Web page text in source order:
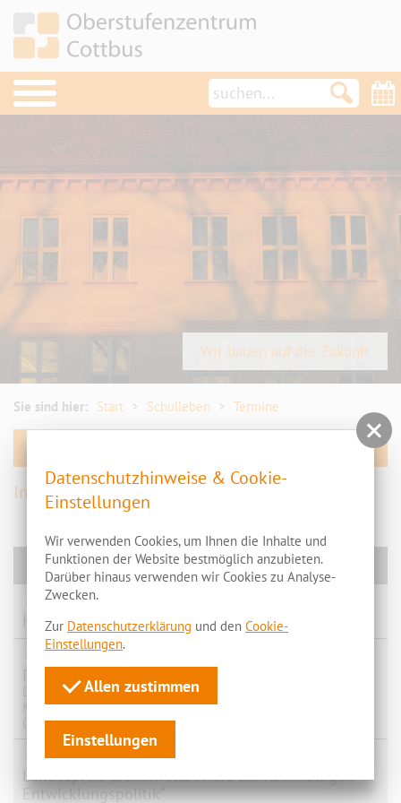
OSZ im Überblick
Termine
Aktuelles
News
Projekte
Schulsozialarbeit/Schülerclub
Türöffner
Förderverein/Kooperation
Geschichte OSZ
Umfrage
Wir bauen auf die Zukunft
Sie sind hier: Start Schulleben Termine
Inhalte folgen
News
07.07.2026
Kursfahrt: 10 von 10!
29.06.2026
Die Schülerinnen und Schüler der GB 25-1 haben am
Kreativwettbewerb des Landespräventionsrates Brandenburg
(LPR), des …
29.06.2026
Landespreis „Schulwettbewerb zur nachhaltigen
Entwicklungspolitik“
Datenschutzhinweise & Cookie-
Einstellungen
Wir verwenden Cookies, um Ihnen die Inhalte und
Funktionen der Website bestmöglich anzubieten.
Darüber hinaus verwenden wir Cookies zu Analyse-
Zwecken.
Zur Datenschutzerklärung und den Cookie-
Einstellungen.
Allen zustimmen
Einstellungen